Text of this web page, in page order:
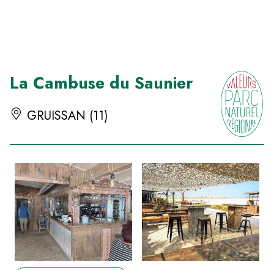
La Cambuse du Saunier
GRUISSAN (11)